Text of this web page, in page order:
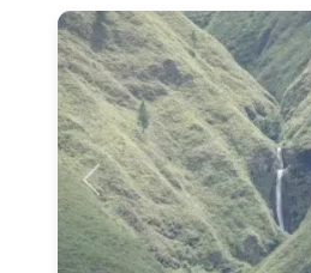
Previous